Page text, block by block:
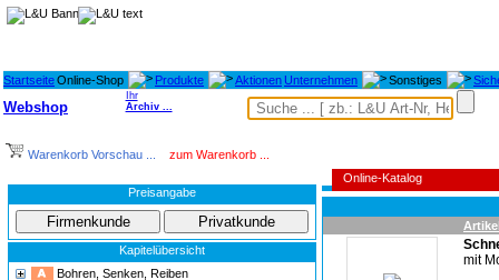
StartseiteOnline-Shop Produkte AktionenUnternehmen Sonstiges
Webshop
Ihr
Archiv ...
Warenkorb Vorschau ... zum Warenkorb ...
Preisangabe
Kapitelübersicht
Bohren, Senken, Reiben
Online-Katalog
mit